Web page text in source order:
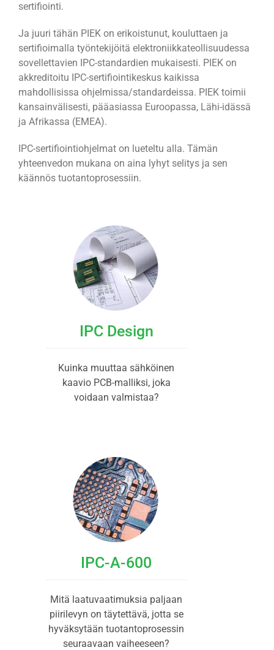
sertifiointi.
Ja juuri tähän PIEK on erikoistunut, kouluttaen ja
sertifioimalla työntekijöitä elektroniikkateollisuudessa
sovellettavien IPC-standardien mukaisesti. PIEK on
akkreditoitu IPC-sertifiointikeskus kaikissa
mahdollisissa ohjelmissa/standardeissa. PIEK toimii
kansainvälisesti, pääasiassa Euroopassa, Lähi-idässä
ja Afrikassa (EMEA).
IPC-sertifiointiohjelmat on lueteltu alla. Tämän
yhteenvedon mukana on aina lyhyt selitys ja sen
käännös tuotantoprosessiin.
IPC Design
Kuinka muuttaa sähköinen
kaavio PCB-malliksi, joka
voidaan valmistaa?
IPC-A-600
Mitä laatuvaatimuksia paljaan
piirilevyn on täytettävä, jotta se
hyväksytään tuotantoprosessin
seuraavaan vaiheeseen?